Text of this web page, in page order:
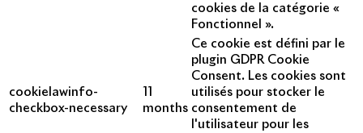
cookies de la catégorie «
Fonctionnel ».
cookielawinfo-
checkbox-necessary
months
Ce cookie est défini par le
plugin GDPR Cookie
Consent. Les cookies sont
utilisés pour stocker le
consentement de
l'utilisateur pour les